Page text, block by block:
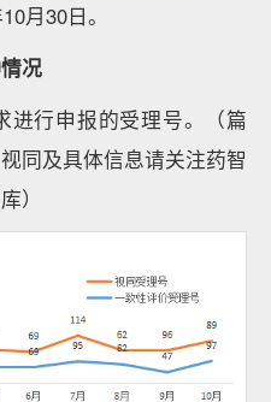
月30日。
况
进行申报的受理号。（篇
同及具体信息请关注药智
）